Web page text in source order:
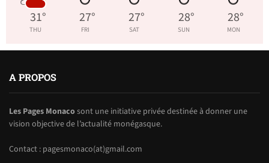
31°
THU
27°
FRI
27°
SAT
28°
SUN
28°
MON
A PROPOS
Les Pages Monacosont une initiative privée destinée à donner une
vision objective de l’actualité monégasque.
Contact : pagesmonaco(at)gmail.com